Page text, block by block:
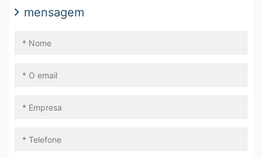
mensagem